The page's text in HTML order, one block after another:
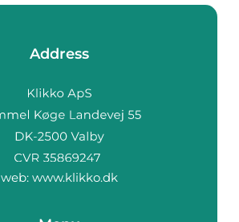
Address
web: www.klikko.dk